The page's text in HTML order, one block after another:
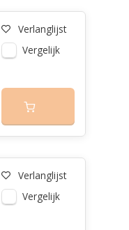
Verlanglijst
Vergelijk
Verlanglijst
Vergelijk